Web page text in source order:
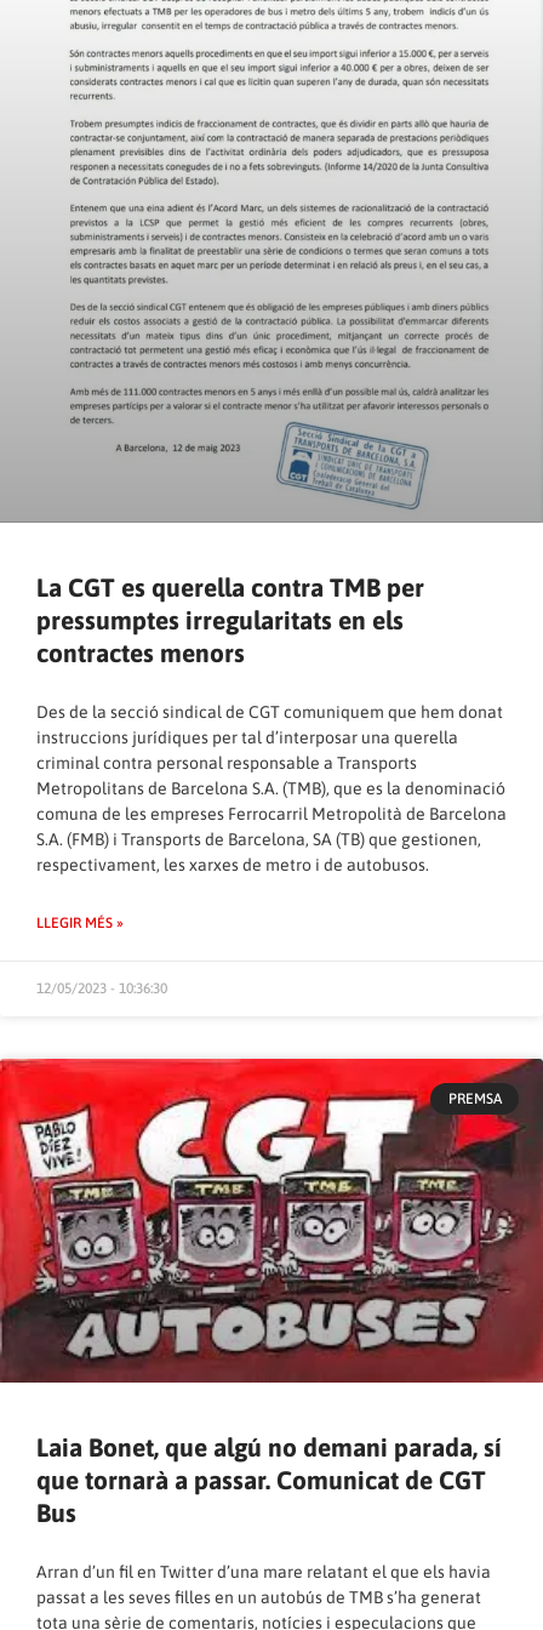
La CGT es querella contra TMB per
pressumptes irregularitats en els
contractes menors
Des de la secció sindical de CGT comuniquem que hem donat
instruccions jurídiques per tal d’interposar una querella
criminal contra personal responsable a Transports
Metropolitans de Barcelona S.A. (TMB), que es la denominació
comuna de les empreses Ferrocarril Metropolità de Barcelona
S.A. (FMB) i Transports de Barcelona, SA (TB) que gestionen,
respectivament, les xarxes de metro i de autobusos.
LLEGIR MÉS »
12/05/2023 - 10:36:30
PREMSA
Laia Bonet, que algú no demani parada, sí
que tornarà a passar. Comunicat de CGT
Bus
Arran d’un fil en Twitter d’una mare relatant el que els havia
passat a les seves filles en un autobús de TMB s’ha generat
tota una sèrie de comentaris, notícies i especulacions que